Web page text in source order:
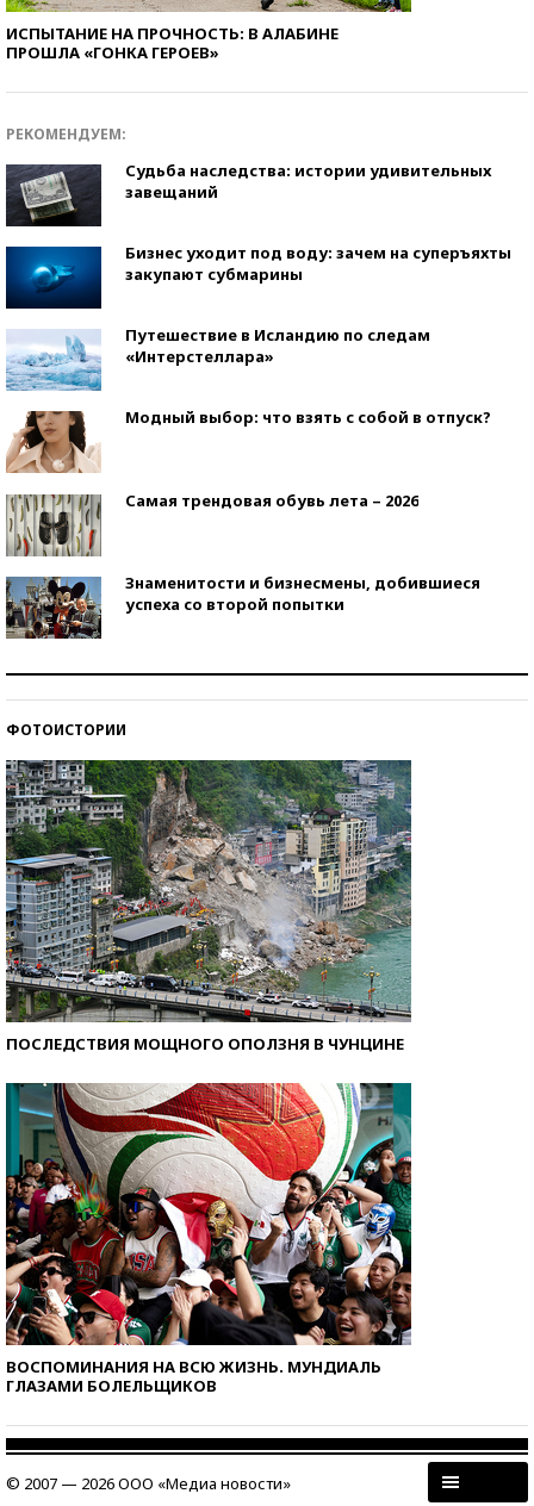
ИСПЫТАНИЕ НА ПРОЧНОСТЬ: В АЛАБИНЕ
ПРОШЛА «ГОНКА ГЕРОЕВ»
РЕКОМЕНДУЕМ:
Судьба наследства: истории удивительных
завещаний
Бизнес уходит под воду: зачем на суперъяхты
закупают субмарины
Путешествие в Исландию по следам
«Интерстеллара»
Модный выбор: что взять с собой в отпуск?
Самая трендовая обувь лета – 2026
Знаменитости и бизнесмены, добившиеся
успеха со второй попытки
ФОТОИСТОРИИ
ПОСЛЕДСТВИЯ МОЩНОГО ОПОЛЗНЯ В ЧУНЦИНЕ
ВОСПОМИНАНИЯ НА ВСЮ ЖИЗНЬ. МУНДИАЛЬ
ГЛАЗАМИ БОЛЕЛЬЩИКОВ
© 2007 — 2026 ООО «Медиа новости»